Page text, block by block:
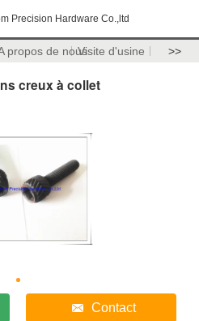
Precision Hardware Co.,ltd
propos de nousVisite d'usine >>
creux à collet
Contact